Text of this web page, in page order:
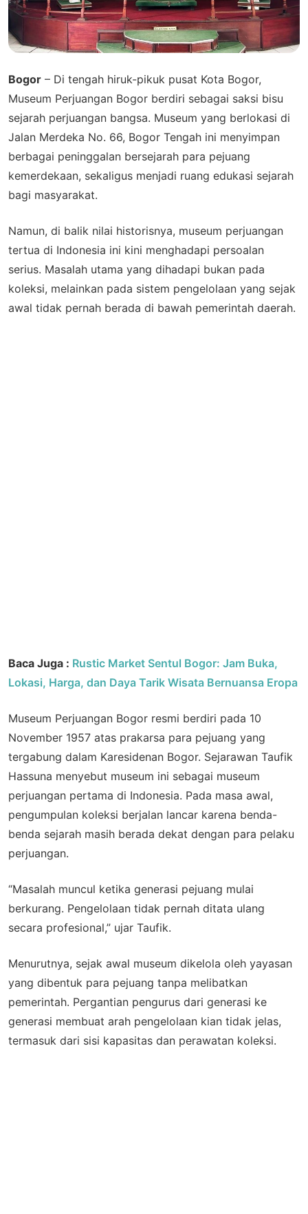
Bogor – Di tengah hiruk-pikuk pusat Kota Bogor,
Museum Perjuangan Bogor berdiri sebagai saksi bisu
sejarah perjuangan bangsa. Museum yang berlokasi di
Jalan Merdeka No. 66, Bogor Tengah ini menyimpan
berbagai peninggalan bersejarah para pejuang
kemerdekaan, sekaligus menjadi ruang edukasi sejarah
bagi masyarakat.
Namun, di balik nilai historisnya, museum perjuangan
tertua di Indonesia ini kini menghadapi persoalan
serius. Masalah utama yang dihadapi bukan pada
koleksi, melainkan pada sistem pengelolaan yang sejak
awal tidak pernah berada di bawah pemerintah daerah.
Baca Juga : Rustic Market Sentul Bogor: Jam Buka,
Lokasi, Harga, dan Daya Tarik Wisata Bernuansa Eropa
Museum Perjuangan Bogor resmi berdiri pada 10
November 1957 atas prakarsa para pejuang yang
tergabung dalam Karesidenan Bogor. Sejarawan Taufik
Hassuna menyebut museum ini sebagai museum
perjuangan pertama di Indonesia. Pada masa awal,
pengumpulan koleksi berjalan lancar karena benda-
benda sejarah masih berada dekat dengan para pelaku
perjuangan.
“Masalah muncul ketika generasi pejuang mulai
berkurang. Pengelolaan tidak pernah ditata ulang
secara profesional,” ujar Taufik.
Menurutnya, sejak awal museum dikelola oleh yayasan
yang dibentuk para pejuang tanpa melibatkan
pemerintah. Pergantian pengurus dari generasi ke
generasi membuat arah pengelolaan kian tidak jelas,
termasuk dari sisi kapasitas dan perawatan koleksi.